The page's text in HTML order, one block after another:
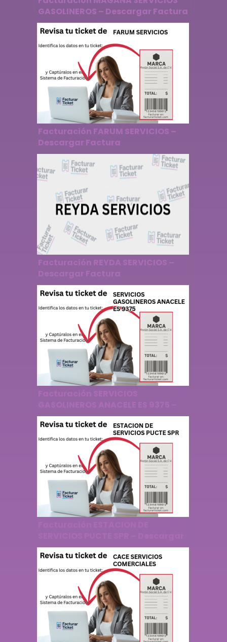
GASOLINEROS – Descargar Factura
Facturación FARUM SERVICIOS –
Descargar Factura
Facturación REYDA SERVICIOS –
Descargar Factura
Descargar Factura
Factura